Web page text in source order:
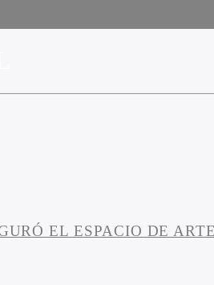
EL ESPACIO DE